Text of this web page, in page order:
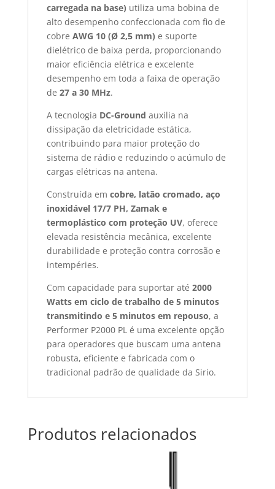
carregada na base) utiliza uma bobina de
alto desempenho confeccionada com fio de
cobre AWG 10 (Ø 2,5 mm) e suporte
dielétrico de baixa perda, proporcionando
maior eficiência elétrica e excelente
desempenho em toda a faixa de operação
de 27 a 30 MHz.
A tecnologia DC-Ground auxilia na
dissipação da eletricidade estática,
contribuindo para maior proteção do
sistema de rádio e reduzindo o acúmulo de
cargas elétricas na antena.
Construída em cobre, latão cromado, aço
inoxidável 17/7 PH, Zamak e
termoplástico com proteção UV, oferece
elevada resistência mecânica, excelente
durabilidade e proteção contra corrosão e
intempéries.
Com capacidade para suportar até 2000
Watts em ciclo de trabalho de 5 minutos
transmitindo e 5 minutos em repouso, a
Performer P2000 PL é uma excelente opção
para operadores que buscam uma antena
robusta, eficiente e fabricada com o
tradicional padrão de qualidade da Sirio.
Produtos relacionados